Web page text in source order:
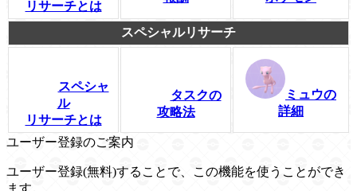
リサーチとは
スペシャルリサーチ
スペシャ
ル
リサーチとは
タスクの
攻略法
ミュウの
詳細
ユーザー登録のご案内
ユーザー登録(無料)することで、この機能を使うことができ